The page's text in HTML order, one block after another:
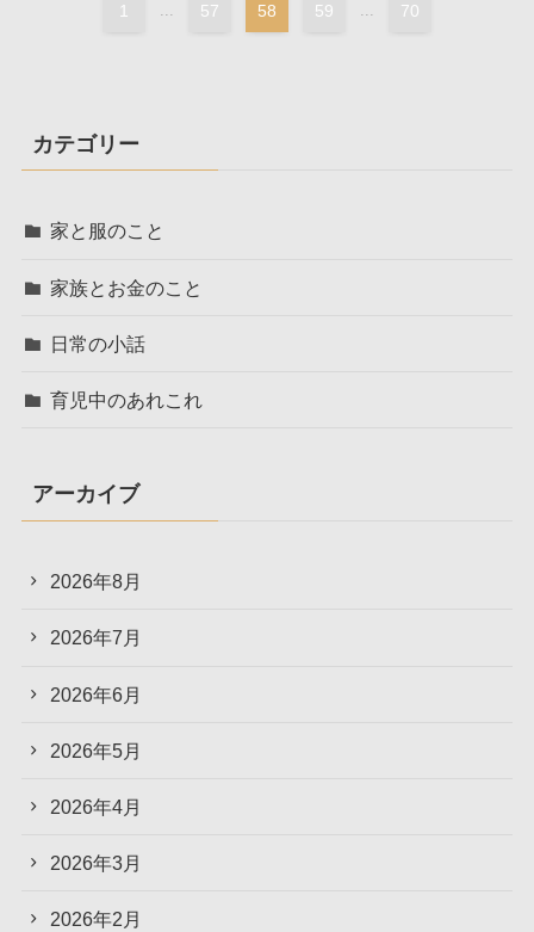
1 ... 57 58 59 ... 70
カテゴリー
家と服のこと
家族とお金のこと
日常の小話
育児中のあれこれ
アーカイブ
2026年8月
2026年7月
2026年6月
2026年5月
2026年4月
2026年3月
2026年2月